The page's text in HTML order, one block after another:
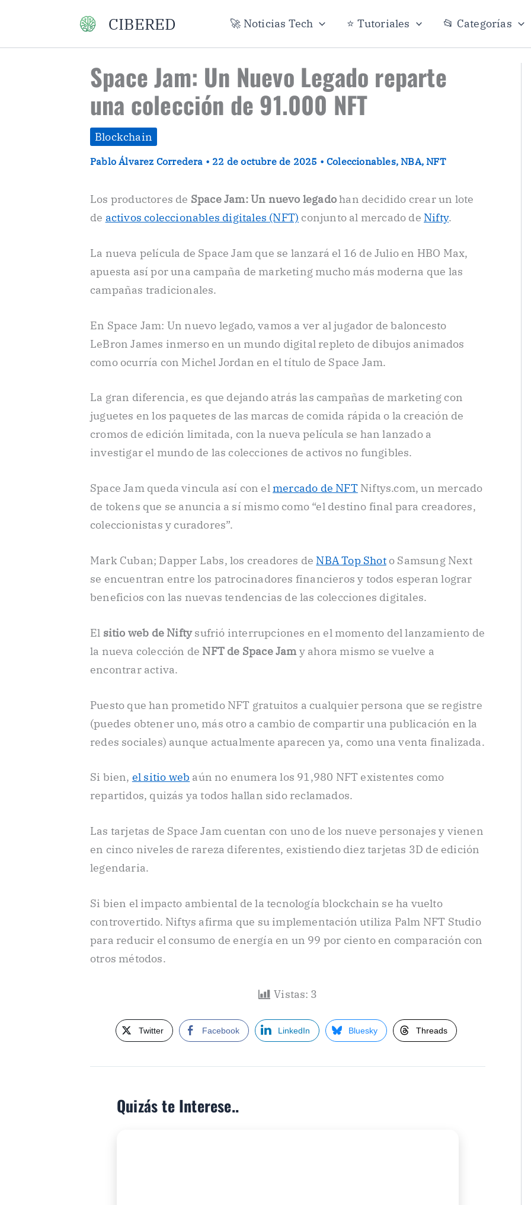
contenido
CIBERED 🚀 Noticias Tech ⭐ Tutoriales 📂 Categorías
Space Jam: Un Nuevo Legado reparte
una colección de 91.000 NFT
Blockchain
Pablo Álvarez Corredera • 22 de octubre de 2025 •Coleccionables,NBA,NFT
Los productores de Space Jam: Un nuevo legadohan decidido crear un lote
de activos coleccionables digitales (NFT) conjunto al mercado de Nifty.
La nueva película de Space Jam que se lanzará el 16 de Julio en HBO Max,
apuesta así por una campaña de marketing mucho más moderna que las
campañas tradicionales.
En Space Jam: Un nuevo legado, vamos a ver al jugador de baloncesto
LeBron James inmerso en un mundo digital repleto de dibujos animados
como ocurría con Michel Jordan en el título de Space Jam.
La gran diferencia, es que dejando atrás las campañas de marketing con
juguetes en los paquetes de las marcas de comida rápida o la creación de
cromos de edición limitada, con la nueva película se han lanzado a
investigar el mundo de las colecciones de activos no fungibles.
Space Jam queda vincula así con elmercado de NFTNiftys.com, un mercado
de tokens que se anuncia a sí mismo como “el destino final para creadores,
coleccionistas y curadores”.
Mark Cuban; Dapper Labs, los creadores de NBA Top Shoto Samsung Next
se encuentran entre los patrocinadores financieros y todos esperan lograr
beneficios con las nuevas tendencias de las colecciones digitales.
El sitio web de Niftysufrió interrupciones en el momento del lanzamiento de
la nueva colección de NFT de Space Jamy ahora mismo se vuelve a
encontrar activa.
Puesto que han prometido NFT gratuitos a cualquier persona que se registre
(puedes obtener uno, más otro a cambio de compartir una publicación en la
redes sociales) aunque actualmente aparecen ya, como una venta finalizada.
Si bien, el sitio web aún no enumera los 91,980 NFT existentes como
repartidos, quizás ya todos hallan sido reclamados.
Las tarjetas de Space Jam cuentan con uno de los nueve personajes y vienen
en cinco niveles de rareza diferentes, existiendo diez tarjetas 3D de edición
legendaria.
Si bien el impacto ambiental de la tecnología blockchain se ha vuelto
controvertido. Niftys afirma que su implementación utiliza Palm NFT Studio
para reducir el consumo de energía en un 99 por ciento en comparación con
otros métodos.
Vistas: 3
Twitter Facebook LinkedIn Bluesky Threads
Quizás te Interese..